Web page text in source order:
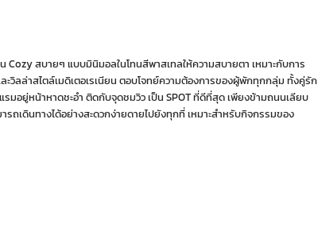
สบายๆ แบบมินิมอลในโทนสีพาสเทลให้ความสบายตา เหมาะกับการ
วิลล่าสไตล์เมดิเตอเรเนียน ตอบโจทย์ความต้องการของผู้พักทุกกลุ่ม ทั้งคู่รัก
มอยู่หน้าหาดชะอำ ติดกับจุดชมวิว เป็น SPOT ที่ดีที่สุด เพียงข้ามถนนเลียบ
เดินทางได้อย่างสะดวกง่ายดายไปยังทุกที่ เหมาะสำหรับกิจกรรมของ